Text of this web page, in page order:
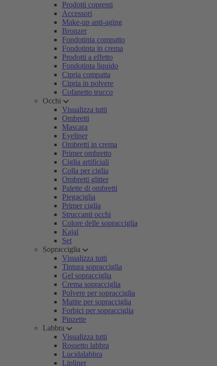
Prodotti coprenti
Accessori
Make-up anti-aging
Bronzer
Fondotinta compatto
Fondotinta in crema
Prodotti a effetto
Fondotinta liquido
Cipria compatta
Cipria in polvere
Cofanetto trucco
Occhi
Visualizza tutti
Ombretti
Mascara
Eyeliner
Ombretti in crema
Primer ombretto
Ciglia artificiali
Colla per ciglia
Ombretti glitter
Palette di ombretti
Piegaciglia
Primer ciglia
Struccanti occhi
Colore delle sopracciglia
Kajal
Set
Sopracciglia
Visualizza tutti
Tintura sopracciglia
Gel sopracciglia
Crema sopracciglia
Polvere per sopracciglia
Matite per sopracciglia
Forbici per sopracciglia
Pinzette
Labbra
Visualizza tutti
Rossetto labbra
Lucidalabbra
Lipliner